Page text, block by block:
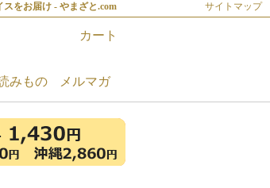
をお届け - やまざと.com サイトマップ
カート
みもの メルマガ